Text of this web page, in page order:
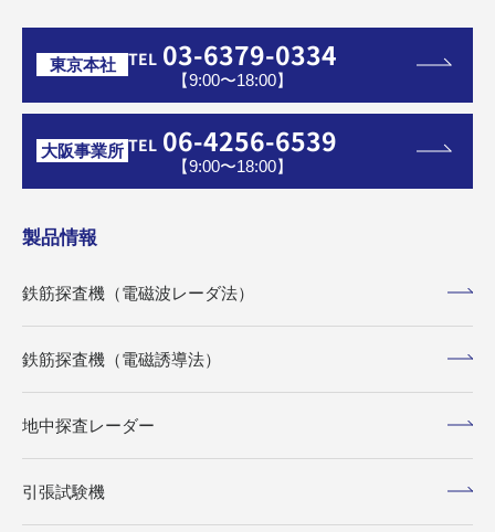
東京本社 TEL 03-6379-0334
【9:00〜18:00】
大阪事業所 TEL 06-4256-6539
【9:00〜18:00】
製品情報
鉄筋探査機（電磁波レーダ法）
鉄筋探査機（電磁誘導法）
地中探査レーダー
引張試験機